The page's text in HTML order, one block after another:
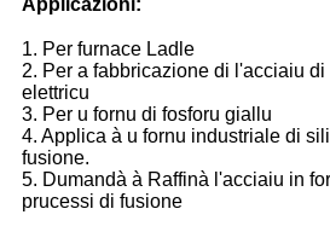
1. Per furnace Ladle
2. Per a fabbricazione di l'acciaiu di
elettricu
3. Per u fornu di fosforu giallu
4. Applica à u fornu industriale di
fusione.
5. Dumandà à Raffinà l'acciaiu in
prucessi di fusione